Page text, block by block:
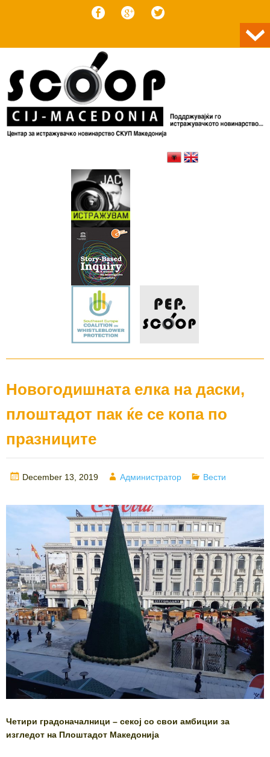
Новогодишната елка на даски,
плоштадот пак ќе се копа по
празниците
Posted
December 13, 2019 Author
Администратор Categories
Вести
Четири градоначалници – секој со свои амбиции за
изгледот на Плоштадот Македонија